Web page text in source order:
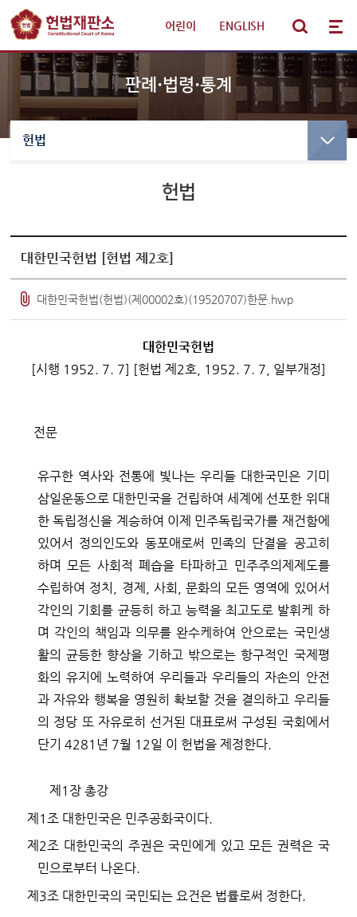
어린이 ENGLISH
선고·변론사건
만화로 보는 결정
최근 주요결정
변론사건
변론일정
변론목록
변론동영상
확인/취소
헌법재판 안내
참여·소통
판례·법령·통계
헌법
헌법
대한민국헌법 [헌법 제2호]
대한민국헌법(헌법)(제00002호)(19520707)한문.hwp
대한민국헌법
[시행 1952. 7. 7] [헌법 제 2호 , 1952. 7. 7, 일부개정]
전문
유구한 역사와 전통에 빛나는 우리들 대한국민은 기미
삼일운동으로 대한민국을 건립하여 세계에 선포한 위대
한 독립정신을 계승하여 이제 민주독립국가를 재건함에
있어서 정의인도와 동포애로써 민족의 단결을 공고히
하며 모든 사회적 폐습을 타파하고 민주주의제제도를
수립하여 정치
경제 사회
문화의 모든 영역에 있어서
각인의 기회를 균등히 하고 능력을 최고도로 발휘케 하
며 각인의 책임과 의무를 완수케하여 안으로는 국민생
활의 균등한 향상을 기하고 밖으로는 항구적인 국제평
화의 유지에 노력하여 우리들과 우리들의 자손의 안전
과 자유와 행복을 영원히 확보할 것을 결의하고 우리들
의 정당 또 자유로히 선거된 대표로써 구성된 국회에서
단기4281 년 7월 12일 이 헌법을 제정한다.
제 1 장 총강
제 1 조 대한민국은 민주공화국이다
제 2조 대한민국의 주권은 국민에게 있고 모든 권력은 국
민으로부터 나온다.
제 3조 대한민국의 국민되는 요건은 법률로써 정한다.